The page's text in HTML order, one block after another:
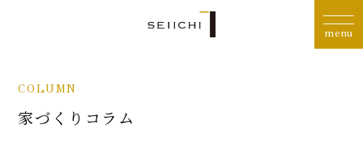
COLUMN
家づくりコラム